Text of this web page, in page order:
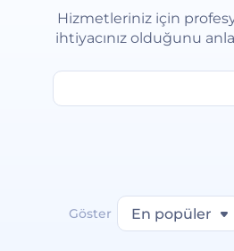
Hizmetleriniz için
ihtiyacınız olduğunu
Göster En popüler